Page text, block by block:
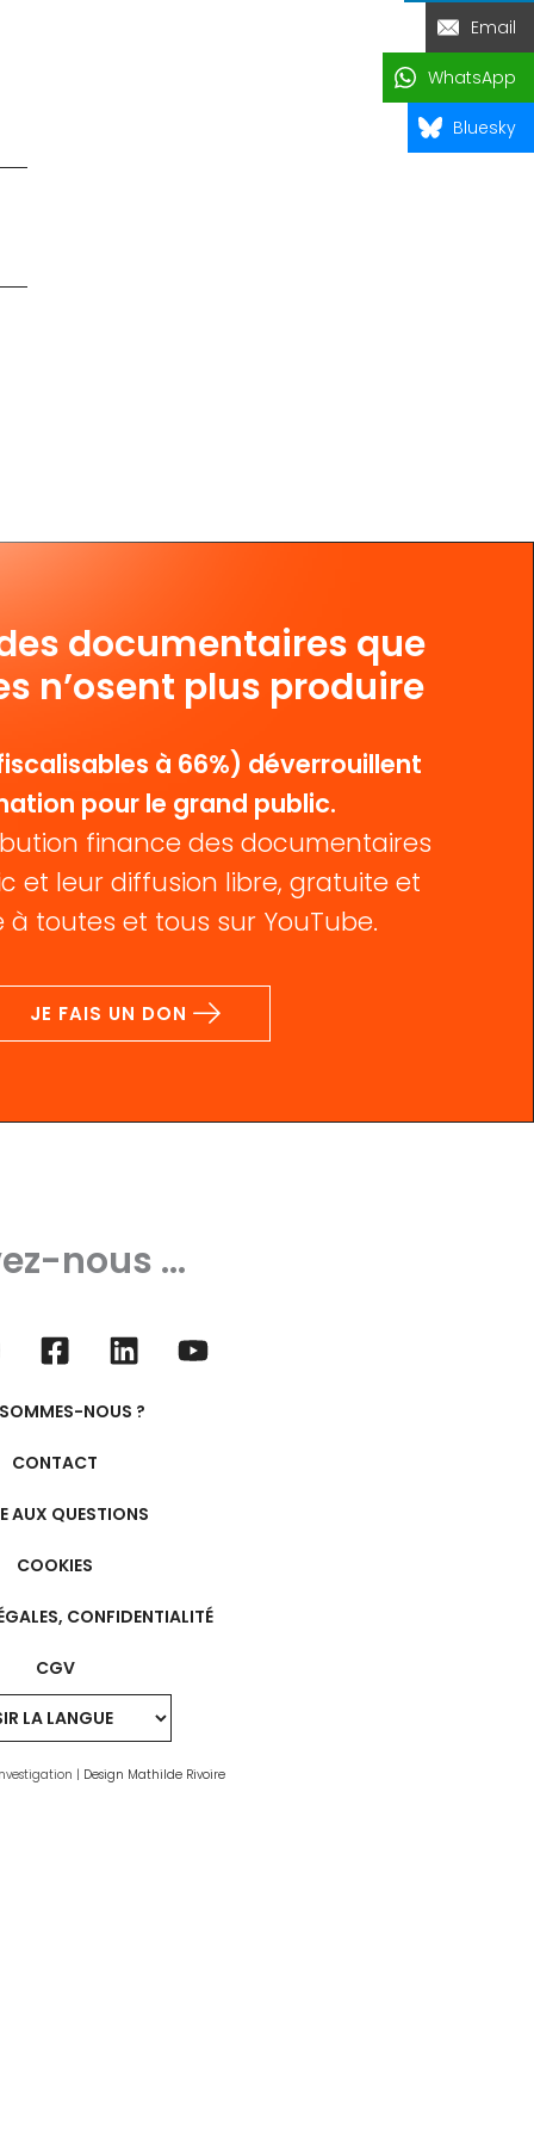
documentaires que
n’osent plus produire
à 66%) déverrouillent
pour le grand public.
finance des documentaires
et leur diffusion libre, gratuite et
à toutes et tous sur YouTube.
JE FAIS UN DON
nous ...
NOUS ?
CONTACT
AUX QUESTIONS
COOKIES
CONFIDENTIALITÉ
CGV
| Design Mathilde Rivoire
Email
WhatsApp
Bluesky